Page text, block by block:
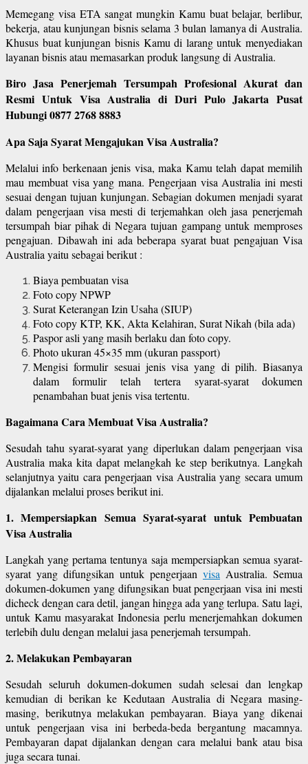
Memegang visa ETA sangat mungkin Kamu buat belajar, berlibur,
bekerja, atau kunjungan bisnis selama 3 bulan lamanya di Australia.
Khusus buat kunjungan bisnis Kamu di larang untuk menyediakan
layanan bisnis atau memasarkan produk langsung di Australia.
Biro Jasa Penerjemah Tersumpah Profesional Akurat dan
Resmi Untuk Visa Australia di Duri Pulo Jakarta Pusat
Hubungi 0877 2768 8883
Apa Saja Syarat Mengajukan Visa Australia?
Melalui info berkenaan jenis visa, maka Kamu telah dapat memilih
mau membuat visa yang mana. Pengerjaan visa Australia ini mesti
sesuai dengan tujuan kunjungan. Sebagian dokumen menjadi syarat
dalam pengerjaan visa mesti di terjemahkan oleh jasa penerjemah
tersumpah biar pihak di Negara tujuan gampang untuk memproses
pengajuan. Dibawah ini ada beberapa syarat buat pengajuan Visa
Australia yaitu sebagai berikut :
Biaya pembuatan visa
Foto copy NPWP
Surat Keterangan Izin Usaha (SIUP)
Foto copy KTP, KK, Akta Kelahiran, Surat Nikah (bila ada)
Paspor asli yang masih berlaku dan foto copy.
Photo ukuran 45×35 mm (ukuran passport)
Mengisi formulir sesuai jenis visa yang di pilih. Biasanya
dalam formulir telah tertera syarat-syarat dokumen
penambahan buat jenis visa tertentu.
Bagaimana Cara Membuat Visa Australia?
Sesudah tahu syarat-syarat yang diperlukan dalam pengerjaan visa
Australia maka kita dapat melangkah ke step berikutnya. Langkah
selanjutnya yaitu cara pengerjaan visa Australia yang secara umum
dijalankan melalui proses berikut ini.
1. Mempersiapkan Semua Syarat-syarat untuk Pembuatan
Visa Australia
Langkah yang pertama tentunya saja mempersiapkan semua syarat-
syarat yang difungsikan untuk pengerjaan visa Australia. Semua
dokumen-dokumen yang difungsikan buat pengerjaan visa ini mesti
dicheck dengan cara detil, jangan hingga ada yang terlupa. Satu lagi,
untuk Kamu masyarakat Indonesia perlu menerjemahkan dokumen
terlebih dulu dengan melalui jasa penerjemah tersumpah.
2. Melakukan Pembayaran
Sesudah seluruh dokumen-dokumen sudah selesai dan lengkap
kemudian di berikan ke Kedutaan Australia di Negara masing-
masing, berikutnya melakukan pembayaran. Biaya yang dikenai
untuk pengerjaan visa ini berbeda-beda bergantung macamnya.
Pembayaran dapat dijalankan dengan cara melalui bank atau bisa
juga secara tunai.